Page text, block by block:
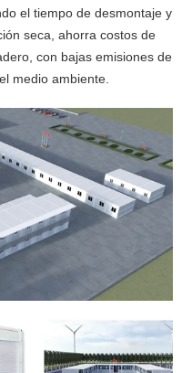
el tiempo de desmontaje y
seca, ahorra costos de
con bajas emisiones de
medio ambiente.